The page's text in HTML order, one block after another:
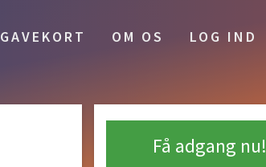
GAVEKORT OM OS LOG IND
Få adgang nu!
09:21
#12 Refine edge tool | Avanceret
retouchering